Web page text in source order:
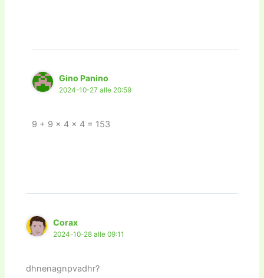
Gino Panino
2024-10-27 alle 20:59
9 + 9 x 4 x 4 = 153
Corax
2024-10-28 alle 09:11
dhnenagnpvadhr?